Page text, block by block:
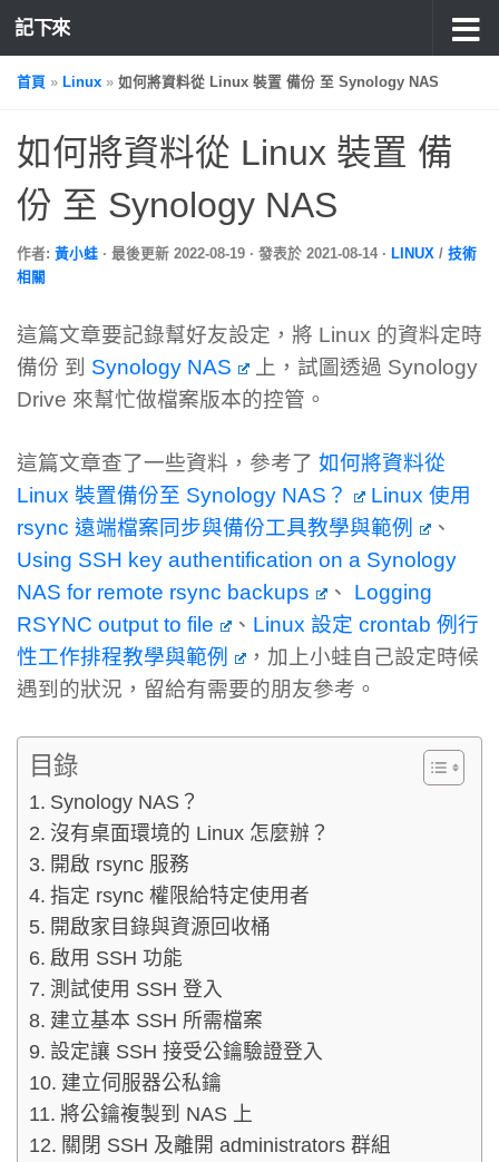
記下來
首頁 » Linux » 如何將資料從 Linux 裝置 備份 至 Synology NAS
如何將資料從 Linux 裝置 備
份 至 Synology NAS
作者: 黃小蛙 · 最後更新 2022-08-19 · 發表於 2021-08-14 · LINUX / 技術
相關
這篇文章要記錄幫好友設定，將 Linux 的資料定時
備份 到 Synology NAS
上，試圖透過 Synology
Drive 來幫忙做檔案版本的控管。
這篇文章查了一些資料，參考了 如何將資料從
Linux 裝置備份至 Synology NAS？
Linux 使用
rsync 遠端檔案同步與備份工具教學與範例
、
Using SSH key authentification on a Synology
NAS for remote rsync backups
、 Logging
RSYNC output to file
、 Linux 設定 crontab 例行
性工作排程教學與範例
，加上小蛙自己設定時候
遇到的狀況，留給有需要的朋友參考。
目錄
Synology NAS？
沒有桌面環境的 Linux 怎麼辦？
開啟 rsync 服務
指定 rsync 權限給特定使用者
開啟家目錄與資源回收桶
啟用 SSH 功能
測試使用 SSH 登入
建立基本 SSH 所需檔案
設定讓 SSH 接受公鑰驗證登入
建立伺服器公私鑰
將公鑰複製到 NAS 上
關閉 SSH 及離開 administrators 群組